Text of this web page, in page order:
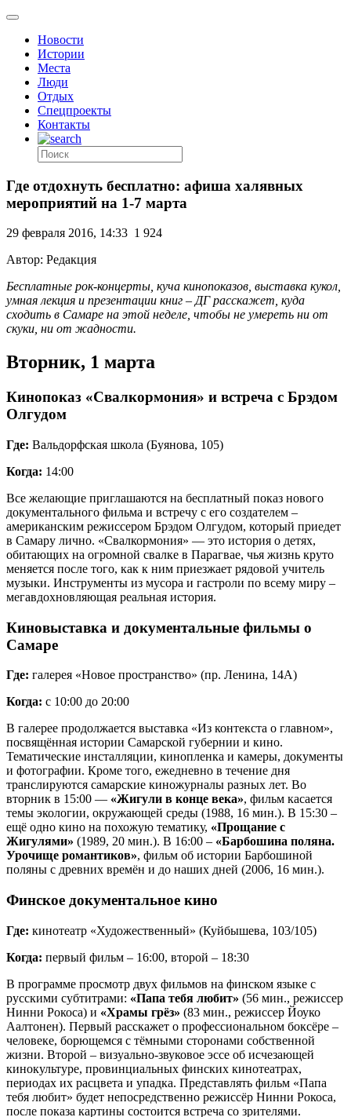
Новости
Истории
Места
Люди
Отдых
Спецпроекты
Контакты
Где отдохнуть бесплатно: афиша халявных
мероприятий на 1-7 марта
29 февраля 2016, 14:33 1 924
Автор: Редакция
Бесплатные рок-концерты, куча кинопоказов, выставка кукол,
умная лекция и презентации книг – ДГ расскажет, куда
сходить в Самаре на этой неделе, чтобы не умереть ни от
скуки, ни от жадности.
Вторник, 1 марта
Кинопоказ «Свалкормония» и встреча с Брэдом
Олгудом
Где: Вальдорфская школа (Буянова, 105)
Когда: 14:00
Все желающие приглашаются на бесплатный показ нового
документального фильма и встречу с его создателем –
американским режиссером Брэдом Олгудом, который приедет
в Самару лично. «Свалкормония» — это история о детях,
обитающих на огромной свалке в Парагвае, чья жизнь круто
меняется после того, как к ним приезжает рядовой учитель
музыки. Инструменты из мусора и гастроли по всему миру –
мегавдохновляющая реальная история.
Киновыставка и документальные фильмы о
Самаре
Где: галерея «Новое пространство» (пр. Ленина, 14А)
Когда: с 10:00 до 20:00
В галерее продолжается выставка «Из контекста о главном»,
посвящённая истории Самарской губернии и кино.
Тематические инсталляции, кинопленка и камеры, документы
и фотографии. Кроме того, ежедневно в течение дня
транслируются самарские киножурналы разных лет. Во
вторник в 15:00 — «Жигули в конце века», фильм касается
темы экологии, окружающей среды (1988, 16 мин.). В 15:30 –
ещё одно кино на похожую тематику, «Прощание с
Жигулями» (1989, 20 мин.). В 16:00 – «Барбошина поляна.
Урочище романтиков», фильм об истории Барбошиной
поляны с древних времён и до наших дней (2006, 16 мин.).
Финское документальное кино
Где: кинотеатр «Художественный» (Куйбышева, 103/105)
Когда: первый фильм – 16:00, второй – 18:30
В программе просмотр двух фильмов на финском языке с
русскими субтитрами: «Папа тебя любит» (56 мин., режиссер
Нинни Рокоса) и «Храмы грёз» (83 мин., режиссер Йоуко
Аалтонен). Первый расскажет о профессиональном боксёре –
человеке, борющемся с тёмными сторонами собственной
жизни. Второй – визуально-звуковое эссе об исчезающей
кинокультуре, провинциальных финских кинотеатрах,
периодах их расцвета и упадка. Представлять фильм «Папа
тебя любит» будет непосредственно режиссёр Нинни Рокоса,
после показа картины состоится встреча со зрителями.